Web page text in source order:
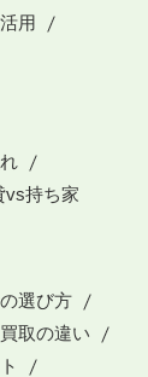
用
vs持ち家
選び方
取の違い